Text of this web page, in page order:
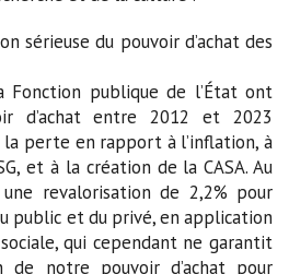
sérieuse du pouvoir d’achat des
Fonction publique de l’État ont
d’achat entre 2012 et 2023
la perte en rapport à l’inflation, à
et à la création de la CASA. Au
revalorisation de 2,2% pour
public et du privé, en application
qui cependant ne garantit
de notre pouvoir d’achat pour